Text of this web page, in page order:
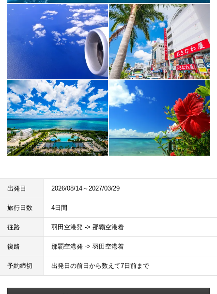
出発日 2026/08/14～2027/03/29
旅行日数 4日間
往路 羽田空港発 -> 那覇空港着
復路 那覇空港発 -> 羽田空港着
予約締切 出発日の前日から数えて7日前まで